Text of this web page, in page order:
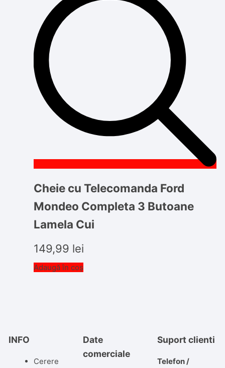
Cheie cu Telecomanda Ford
Mondeo Completa 3 Butoane
Lamela Cui
149,99 lei
Adaugă în coș
INFO
Cerere
Date
comerciale
Suport clienti
Telefon /